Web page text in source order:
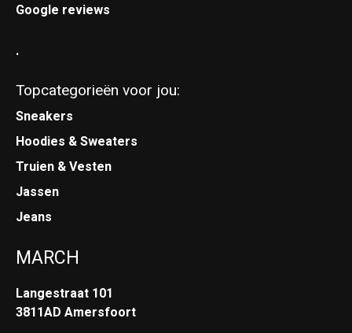
Google reviews
.
Topcategorieën voor jou:
Sneakers
Hoodies & Sweaters
Truien & Vesten
Jassen
Jeans
MARCH
Langestraat 101
3811AD Amersfoort